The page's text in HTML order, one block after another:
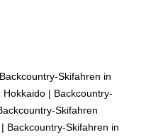
for two days, and we
with him.
Backcountry-Skifahren in
Hokkaido | Backcountry-
Skifahren
| Backcountry-Skifahren in